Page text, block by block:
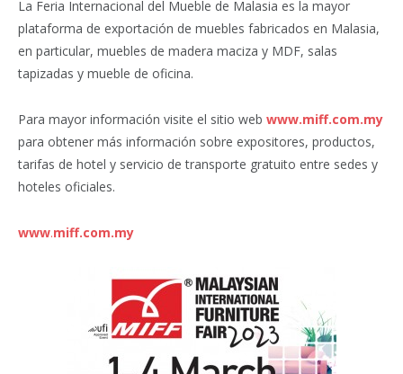
La Feria Internacional del Mueble de Malasia es la mayor
plataforma de exportación de muebles fabricados en Malasia,
en particular, muebles de madera maciza y MDF, salas
tapizadas y mueble de oficina.
Para mayor información visite el sitio web www.miff.com.my
para obtener más información sobre expositores, productos,
tarifas de hotel y servicio de transporte gratuito entre sedes y
hoteles oficiales.
www.miff.com.my